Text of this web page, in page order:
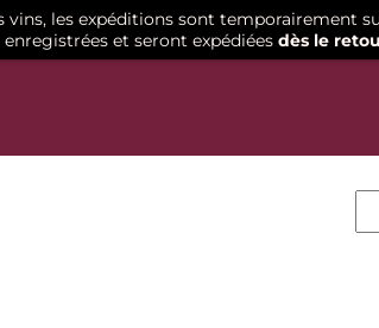
les expéditions sont temporairement
et seront expédiées dès le